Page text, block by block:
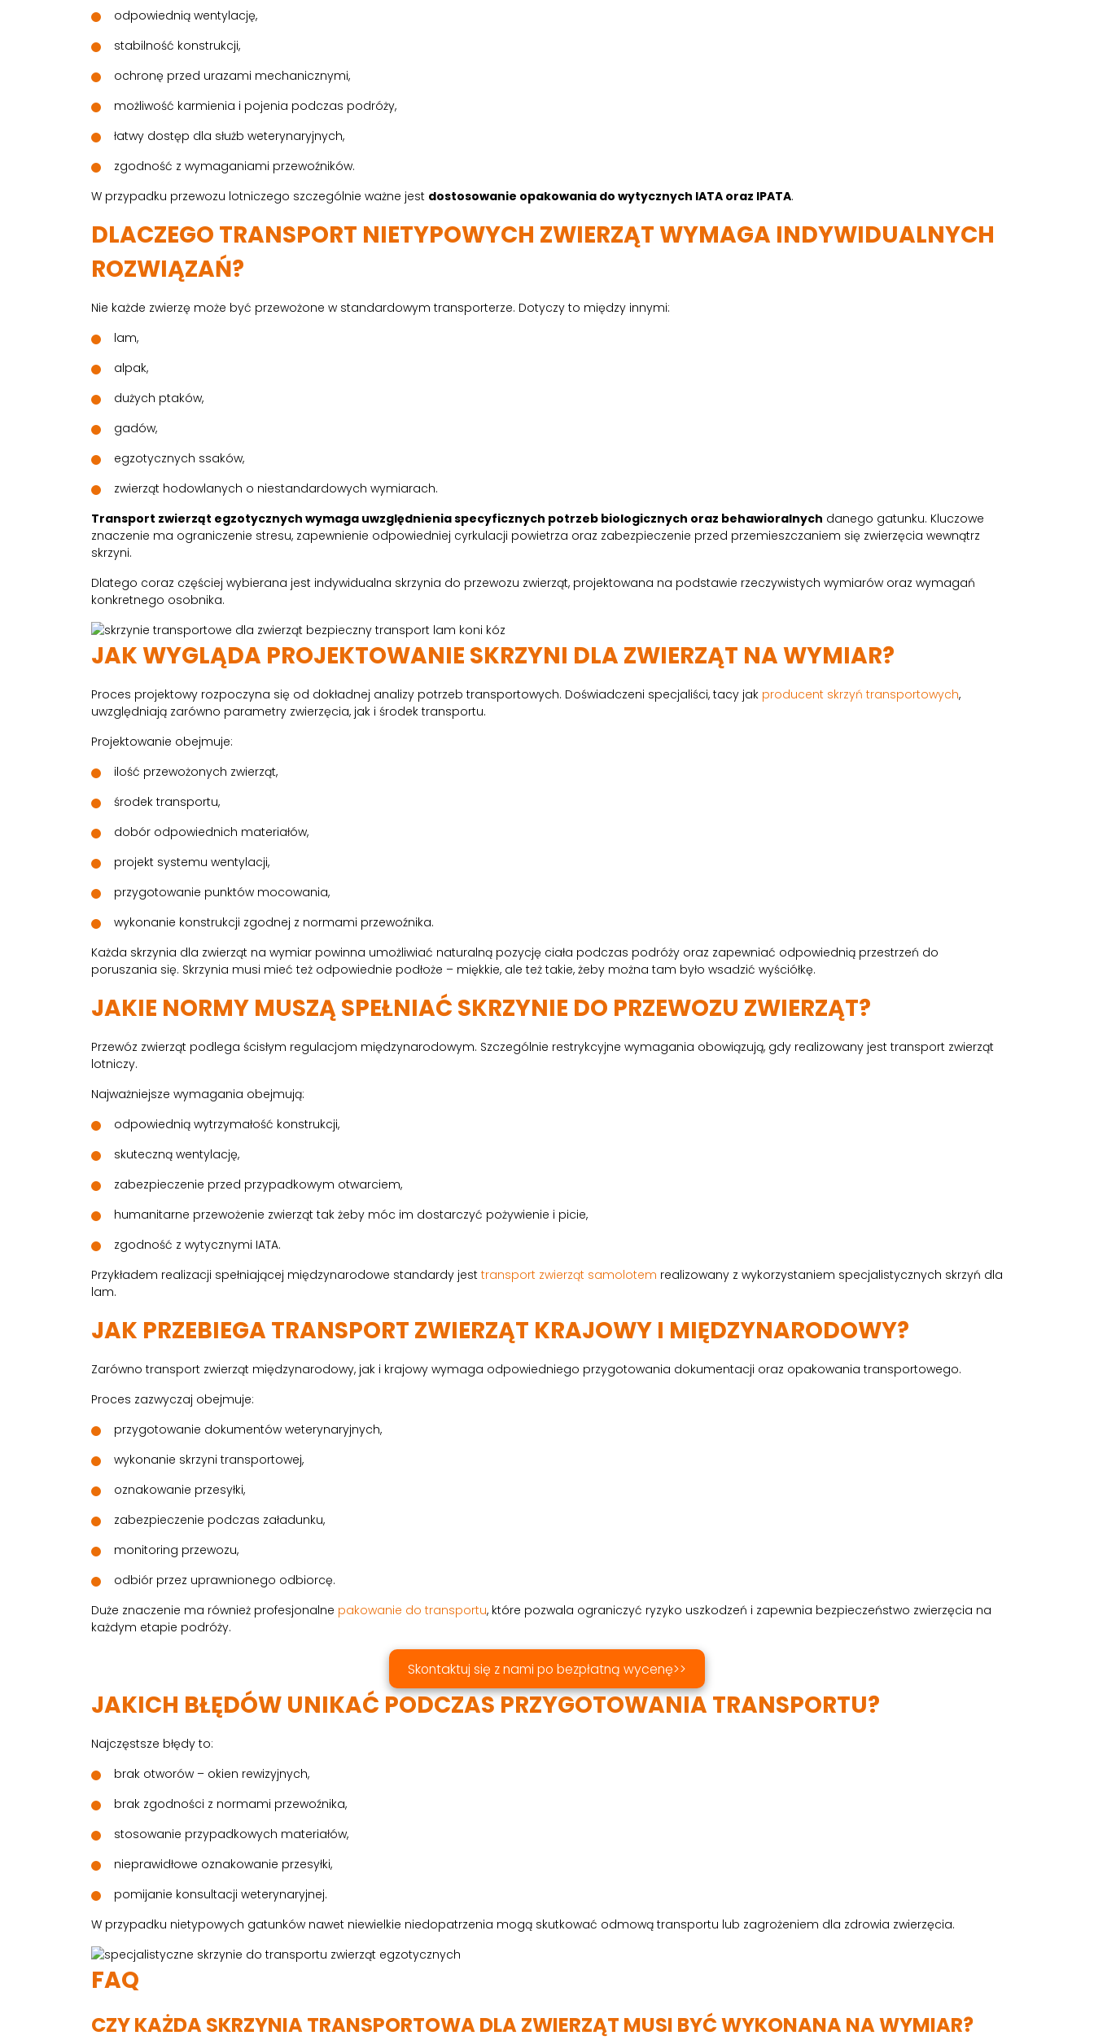
odpowiednią wentylację,
stabilność konstrukcji,
ochronę przed urazami mechanicznymi,
możliwość karmienia i pojenia podczas podróży,
łatwy dostęp dla służb weterynaryjnych,
zgodność z wymaganiami przewoźników.
W przypadku przewozu lotniczego szczególnie ważne jest dostosowanie opakowania do wytycznych IATA oraz IPATA.
DLACZEGO TRANSPORT NIETYPOWYCH ZWIERZĄT WYMAGA INDYWIDUALNYCH
ROZWIĄZAŃ?
Nie każde zwierzę może być przewożone w standardowym transporterze. Dotyczy to między innymi:
lam,
alpak,
dużych ptaków,
gadów,
egzotycznych ssaków,
zwierząt hodowlanych o niestandardowych wymiarach.
Transport zwierząt egzotycznych wymaga uwzględnienia specyficznych potrzeb biologicznych oraz behawioralnych danego gatunku. Kluczowe
znaczenie ma ograniczenie stresu, zapewnienie odpowiedniej cyrkulacji powietrza oraz zabezpieczenie przed przemieszczaniem się zwierzęcia wewnątrz
skrzyni.
Dlatego coraz częściej wybierana jest indywidualna skrzynia do przewozu zwierząt, projektowana na podstawie rzeczywistych wymiarów oraz wymagań
konkretnego osobnika.
JAK WYGLĄDA PROJEKTOWANIE SKRZYNI DLA ZWIERZĄT NA WYMIAR?
Proces projektowy rozpoczyna się od dokładnej analizy potrzeb transportowych. Doświadczeni specjaliści, tacy jak producent skrzyń transportowych,
uwzględniają zarówno parametry zwierzęcia, jak i środek transportu.
Projektowanie obejmuje:
ilość przewożonych zwierząt,
środek transportu,
dobór odpowiednich materiałów,
projekt systemu wentylacji,
przygotowanie punktów mocowania,
wykonanie konstrukcji zgodnej z normami przewoźnika.
Każda skrzynia dla zwierząt na wymiar powinna umożliwiać naturalną pozycję ciała podczas podróży oraz zapewniać odpowiednią przestrzeń do
poruszania się. Skrzynia musi mieć też odpowiednie podłoże – miękkie, ale też takie, żeby można tam było wsadzić wyściółkę.
JAKIE NORMY MUSZĄ SPEŁNIAĆ SKRZYNIE DO PRZEWOZU ZWIERZĄT?
Przewóz zwierząt podlega ścisłym regulacjom międzynarodowym. Szczególnie restrykcyjne wymagania obowiązują, gdy realizowany jest transport zwierząt
lotniczy.
Najważniejsze wymagania obejmują:
odpowiednią wytrzymałość konstrukcji,
skuteczną wentylację,
zabezpieczenie przed przypadkowym otwarciem,
humanitarne przewożenie zwierząt tak żeby móc im dostarczyć pożywienie i picie,
zgodność z wytycznymi IATA.
Przykładem realizacji spełniającej międzynarodowe standardy jest transport zwierząt samolotem realizowany z wykorzystaniem specjalistycznych skrzyń dla
lam.
JAK PRZEBIEGA TRANSPORT ZWIERZĄT KRAJOWY I MIĘDZYNARODOWY?
Zarówno transport zwierząt międzynarodowy, jak i krajowy wymaga odpowiedniego przygotowania dokumentacji oraz opakowania transportowego.
Proces zazwyczaj obejmuje:
przygotowanie dokumentów weterynaryjnych,
wykonanie skrzyni transportowej,
oznakowanie przesyłki,
zabezpieczenie podczas załadunku,
monitoring przewozu,
odbiór przez uprawnionego odbiorcę.
Duże znaczenie ma również profesjonalne pakowanie do transportu, które pozwala ograniczyć ryzyko uszkodzeń i zapewnia bezpieczeństwo zwierzęcia na
każdym etapie podróży.
Skontaktuj się z nami po bezpłatną wycenę>>
JAKICH BŁĘDÓW UNIKAĆ PODCZAS PRZYGOTOWANIA TRANSPORTU?
Najczęstsze błędy to:
brak otworów – okien rewizyjnych,
brak zgodności z normami przewoźnika,
stosowanie przypadkowych materiałów,
nieprawidłowe oznakowanie przesyłki,
pomijanie konsultacji weterynaryjnej.
W przypadku nietypowych gatunków nawet niewielkie niedopatrzenia mogą skutkować odmową transportu lub zagrożeniem dla zdrowia zwierzęcia.
FAQ
CZY KAŻDA SKRZYNIA TRANSPORTOWA DLA ZWIERZĄT MUSI BYĆ WYKONANA NA WYMIAR?